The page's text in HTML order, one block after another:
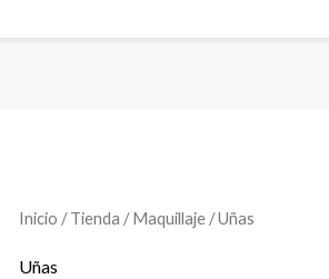
Inicio /Tienda /Maquillaje/ Uñas
Uñas